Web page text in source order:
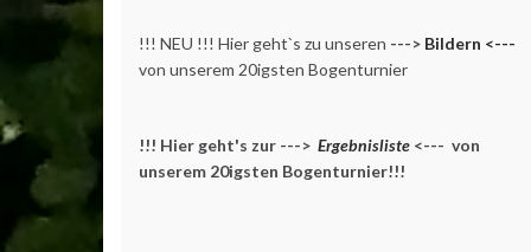
!!! NEU !!! Hier geht`s zu unseren ---> Bildern <---
von unserem 20igsten Bogenturnier
!!! Hier geht's zur ---> Ergebnisliste <--- von
unserem 20igsten Bogenturnier!!!